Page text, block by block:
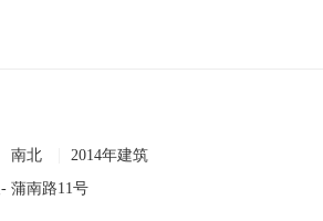
南北
2014年建筑
- 蒲南路11号